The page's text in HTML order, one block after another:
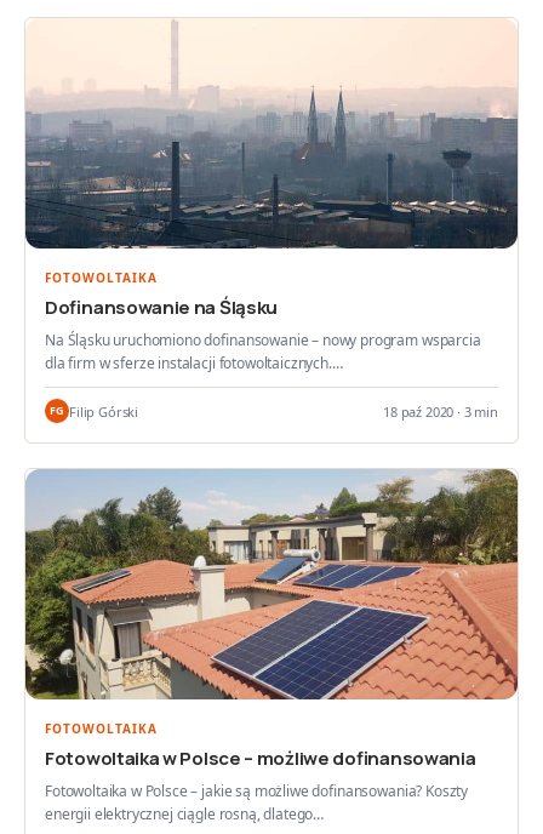
FOTOWOLTAIKA
Dofinansowanie na Śląsku
Na Śląsku uruchomiono dofinansowanie – nowy program wsparcia
dla firm w sferze instalacji fotowoltaicznych.…
FG Filip Górski 18 paź 2020 · 3 min
FOTOWOLTAIKA
Fotowoltaika w Polsce – możliwe dofinansowania
Fotowoltaika w Polsce – jakie są możliwe dofinansowania? Koszty
energii elektrycznej ciągle rosną, dlatego…